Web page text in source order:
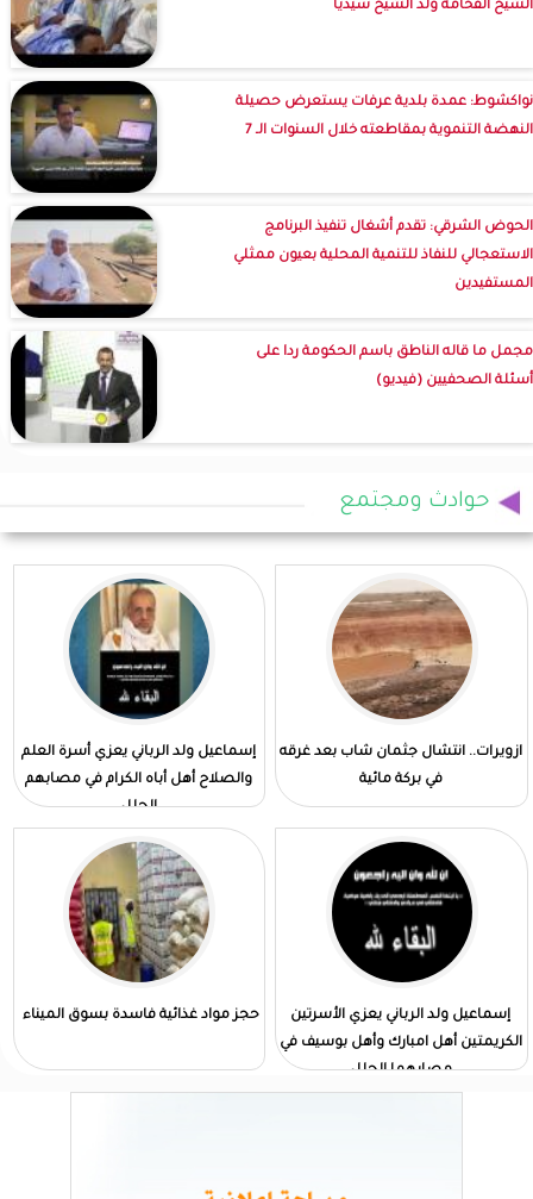
الشيخ الفخامة ولد الشيخ سيديا
نواكشوط: عمدة بلدية عرفات يستعرض حصيلة
النهضة التنموية بمقاطعته خلال السنوات الـ 7
الحوض الشرقي: تقدم أشغال تنفيذ البرنامج
الاستعجالي للنفاذ للتنمية المحلية بعيون ممثلي
المستفيدين
مجمل ما قاله الناطق باسم الحكومة ردا على
أسئلة الصحفيين (فيديو)
حوادث ومجتمع
ازويرات.. انتشال جثمان شاب بعد غرقه
في بركة مائية
إسماعيل ولد الرباني يعزي أسرة العلم
والصلاح أهل أباه الكرام في مصابهم
الجلل
إسماعيل ولد الرباني يعزي الأسرتين
الكريمتين أهل امبارك وأهل بوسيف في
مصابهما الجلل
حجز مواد غذائية فاسدة بسوق الميناء